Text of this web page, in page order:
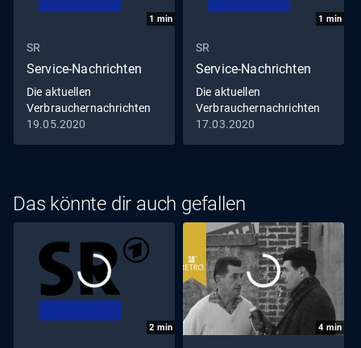
1 min
SR
Service-Nachrichten
Die aktuellen
Verbrauchernachrichten
19.05.2020
1 min
SR
Service-Nachrichten
Die aktuellen
Verbrauchernachrichten
17.03.2020
Das könnte dir auch gefallen
2 min 4 min